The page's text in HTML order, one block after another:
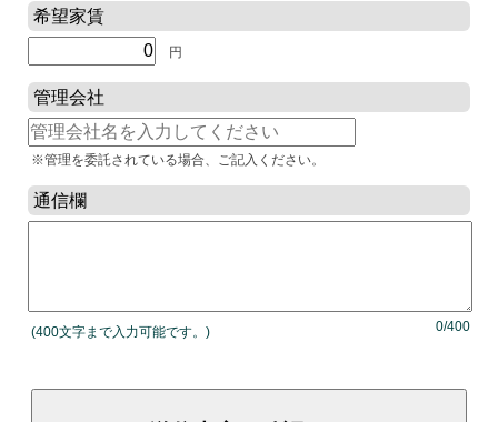
希望家賃
円
管理会社
※管理を委託されている場合、ご記入ください。
通信欄
(400文字まで入力可能です。) 0/400